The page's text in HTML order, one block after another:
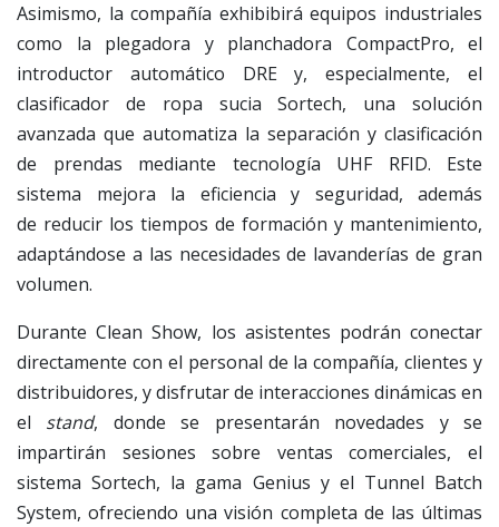
Asimismo, la compañía exhibibirá equipos industriales
como la plegadora y planchadora CompactPro, el
introductor automático DRE y, especialmente, el
clasificador de ropa sucia Sortech, una solución
avanzada que automatiza la separación y clasificación
de prendas mediante tecnología UHF RFID. Este
sistema mejora la eficiencia y seguridad, además
de reducir los tiempos de formación y mantenimiento,
adaptándose a las necesidades de lavanderías de gran
volumen.
Durante Clean Show, los asistentes podrán conectar
directamente con el personal de la compañía, clientes y
distribuidores, y disfrutar de interacciones dinámicas en
el stand, donde se presentarán novedades y se
impartirán sesiones sobre ventas comerciales, el
sistema Sortech, la gama Genius y el Tunnel Batch
System, ofreciendo una visión completa de las últimas